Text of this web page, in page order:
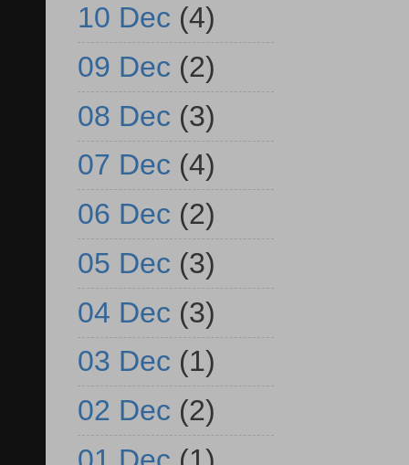
10 Dec (4)
09 Dec (2)
08 Dec (3)
07 Dec (4)
06 Dec (2)
05 Dec (3)
04 Dec (3)
03 Dec (1)
02 Dec (2)